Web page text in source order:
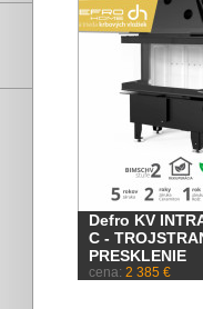
Defro KV
C -
PRESKLENIE
cena: 2 385 €